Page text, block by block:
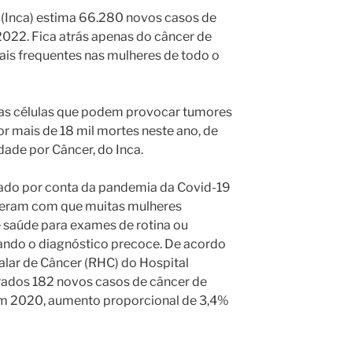
estima 66.280 novos casos de
Fica atrás apenas do câncer de
frequentes nas mulheres de todo o
células que podem provocar tumores
mais de 18 mil mortes neste ano, de
por Câncer, do Inca.
por conta da pandemia da Covid-19
com que muitas mulheres
para exames de rotina ou
o diagnóstico precoce. De acordo
de Câncer (RHC) do Hospital
182 novos casos de câncer de
2020, aumento proporcional de 3,4%